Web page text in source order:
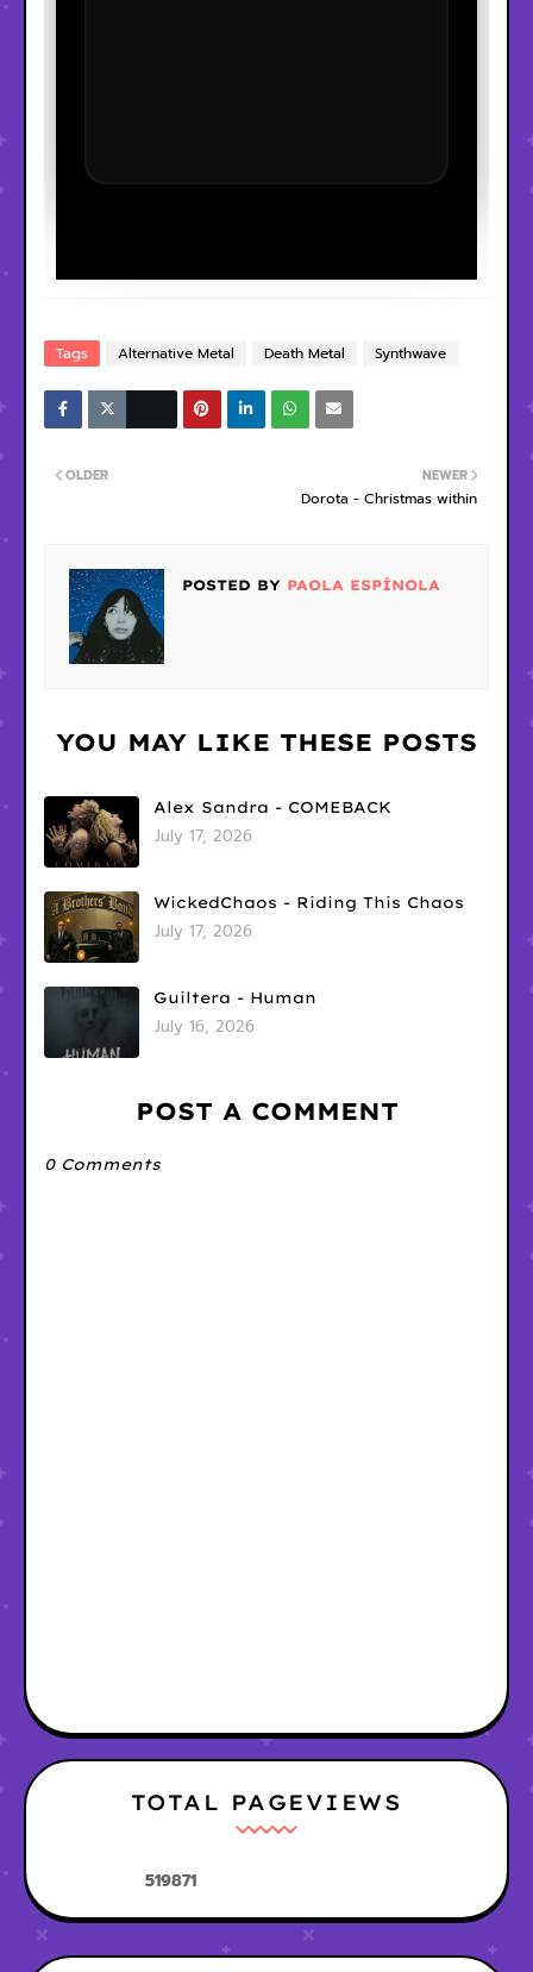
Tags Alternative Metal Death Metal Synthwave
NEWER
Dorota - Christmas within
OLDER
POSTED BY PAOLA ESPÍNOLA
YOU MAY LIKE THESE POSTS
Alex Sandra - COMEBACK
July 17, 2026
WickedChaos - Riding This Chaos
July 17, 2026
Guiltera - Human
July 16, 2026
POST A COMMENT
0 Comments
TOTAL PAGEVIEWS
519871